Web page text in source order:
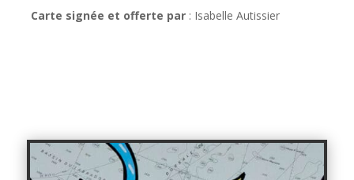
Carte signée et offerte par : Isabelle Autissier